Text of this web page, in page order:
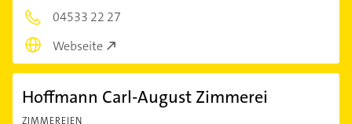
04533 22 27
Webseite
Hoffmann Carl-August Zimmerei
ZIMMEREIEN